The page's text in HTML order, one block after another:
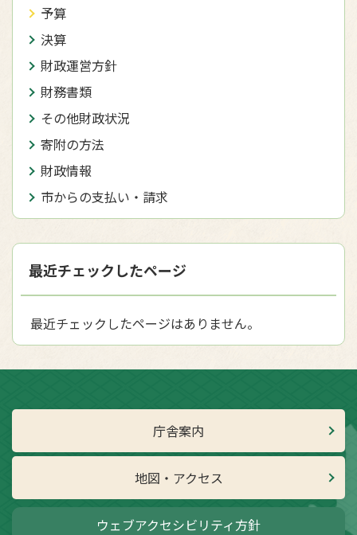
予算
決算
財政運営方針
財務書類
その他財政状況
寄附の方法
財政情報
市からの支払い・請求
最近チェックしたページ
最近チェックしたページはありません。
庁舎案内
地図・アクセス
ウェブアクセシビリティ方針